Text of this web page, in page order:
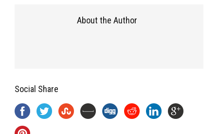
About the Author
Social Share